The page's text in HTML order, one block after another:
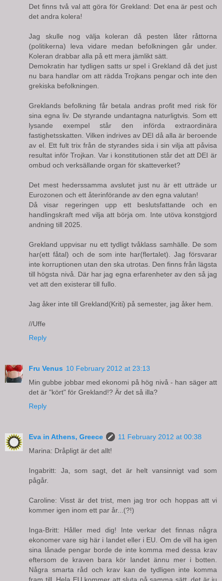
Det finns två val att göra för Grekland: Det ena är pest och
det andra kolera!
Jag skulle nog välja koleran då pesten låter råttorna
(politikerna) leva vidare medan befolkningen går under.
Koleran drabbar alla på ett mera jämlikt sätt.
Demokratin har tydligen satts ur spel i Grekland då det just
nu bara handlar om att rädda Trojkans pengar och inte den
grekiska befolkningen.
Greklands befolkning får betala andras profit med risk för
sina egna liv. De styrande undantagna naturligtvis. Som ett
lysande exempel står den införda extraordinära
fastighetsskatten. Vilken indrives av DEI då alla är beroende
av el. Ett fult trix från de styrandes sida i sin vilja att påvisa
resultat inför Trojkan. Var i konstitutionen står det att DEI är
ombud och verksällande organ för skatteverket?
Det mest hederssamma avslutet just nu är ett utträde ur
Eurozonen och ett återinförande av den egna valutan!
Då visar regeringen upp ett beslutsfattande och en
handlingskraft med vilja att börja om. Inte utöva konstgjord
andning till 2025.
Grekland uppvisar nu ett tydligt tvåklass samhälle. De som
har(ett fåtal) och de som inte har(flertalet). Jag försvarar
inte korruptionen utan den ska utrotas. Den finns från lägsta
till högsta nivå. Där har jag egna erfarenheter av den så jag
vet att den existerar till fullo.
Jag åker inte till Grekland(Kriti) på semester, jag åker hem.
//Uffe
Reply
Fru Venus 10 February 2012 at 23:13
Min gubbe jobbar med ekonomi på hög nivå - han säger att
det är "kört" för Grekland!? Är det så illa?
Reply
Eva in Athens, Greece
11 February 2012 at 00:38
Marina: Dråpligt är det allt!
Ingabritt: Ja, som sagt, det är helt vansinnigt vad som
pågår.
Caroline: Visst är det trist, men jag tror och hoppas att vi
kommer igen inom ett par år...(?!)
Inga-Britt: Håller med dig! Inte verkar det finnas några
ekonomer vare sig här i landet eller i EU. Om de vill ha igen
sina lånade pengar borde de inte komma med dessa krav
eftersom de kraven bara kör landet ännu mer i botten.
Några smarta råd och krav kan de tydligen inte komma
fram till. Hela EU kommer att sluta på samma sätt, det är ju